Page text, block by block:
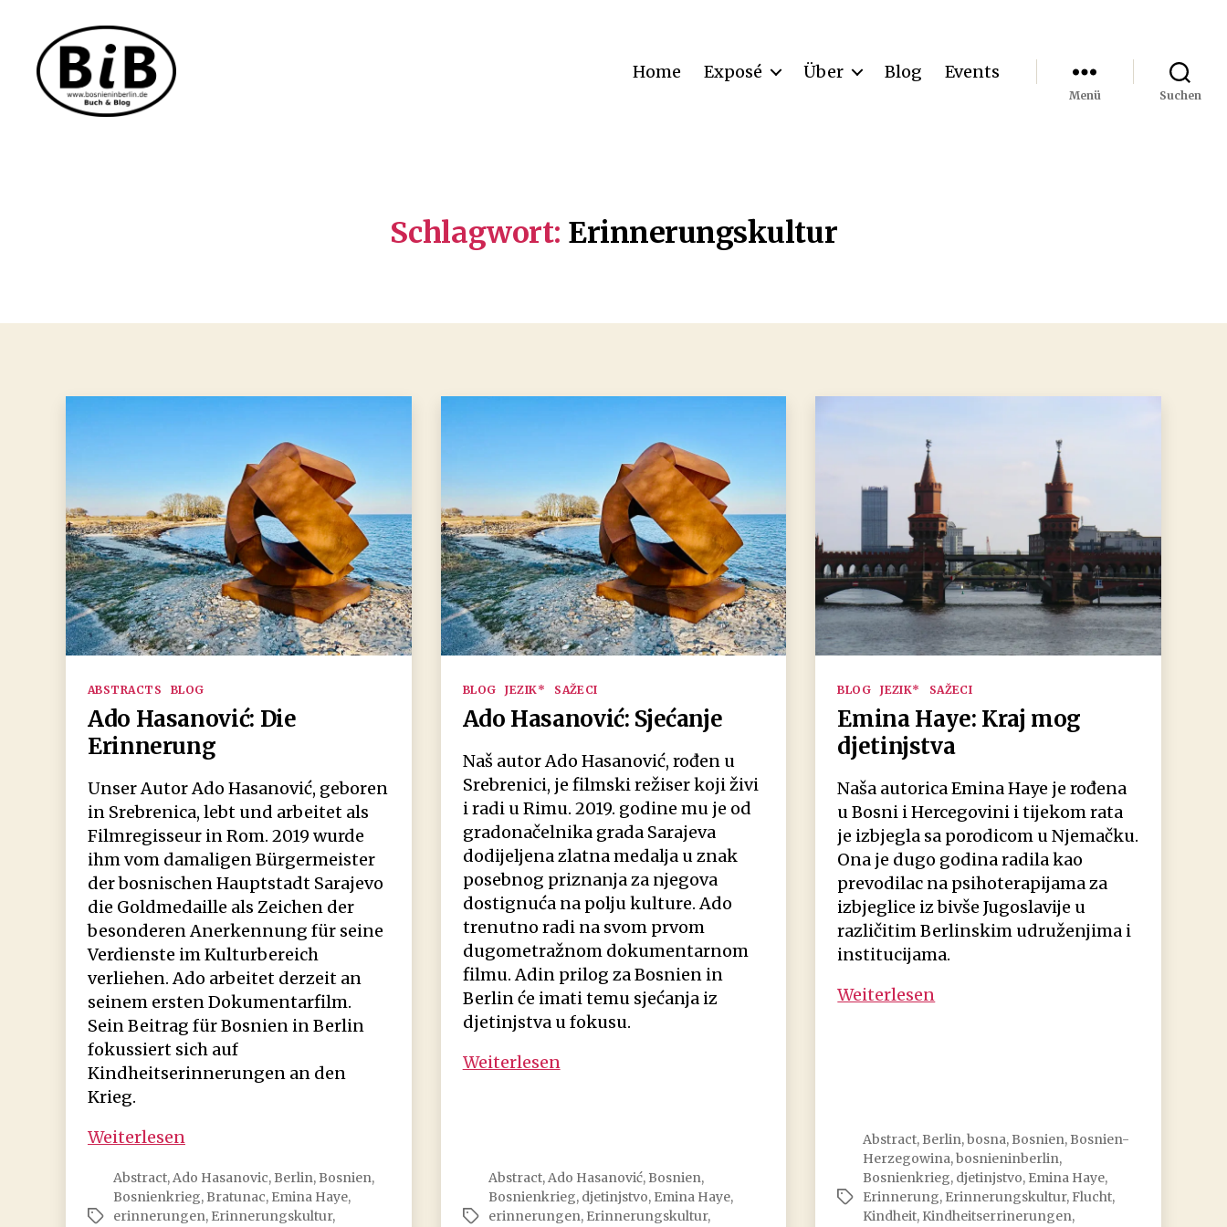
Home Exposé Über Blog Events
Menü Suchen
Schlagwort: Erinnerungskultur
Kategorien
ABSTRACTS BLOG
Ado Hasanović: Die
Erinnerung
Unser Autor Ado Hasanović, geboren
in Srebrenica, lebt und arbeitet als
Filmregisseur in Rom. 2019 wurde
ihm vom damaligen Bürgermeister
der bosnischen Hauptstadt Sarajevo
die Goldmedaille als Zeichen der
besonderen Anerkennung für seine
Verdienste im Kulturbereich
verliehen. Ado arbeitet derzeit an
seinem ersten Dokumentarfilm.
Sein Beitrag für Bosnien in Berlin
fokussiert sich auf
Kindheitserinnerungen an den
Krieg.
Weiterlesen
Die
Erinnerung
Schlagwörter
Abstract,Ado Hasanovic, Berlin, Bosnien,
Bosnienkrieg, Bratunac, Emina Haye,
erinnerungen, Erinnerungskultur,
Kategorien
BLOG JEZIK* SAŽECI
Ado Hasanović: Sjećanje
Naš autor Ado Hasanović, rođen u
Srebrenici, je filmski režiser koji živi
i radi u Rimu. 2019. godine mu je od
gradonačelnika grada Sarajeva
dodijeljena zlatna medalja u znak
posebnog priznanja za njegova
dostignuća na polju kulture. Ado
trenutno radi na svom prvom
dugometražnom dokumentarnom
filmu. Adin prilog za Bosnien in
Berlin će imati temu sjećanja iz
djetinjstva u fokusu.
Weiterlesen
Schlagwörter
Abstract,Ado Hasanović, Bosnien,
Bosnienkrieg, djetinjstvo, Emina Haye,
erinnerungen, Erinnerungskultur,
Kategorien
BLOG JEZIK* SAŽECI
Emina Haye: Kraj mog
djetinjstva
Naša autorica Emina Haye je rođena
u Bosni i Hercegovini i tijekom rata
je izbjegla sa porodicom u Njemačku.
Ona je dugo godina radila kao
prevodilac na psihoterapijama za
izbjeglice iz bivše Jugoslavije u
različitim Berlinskim udruženjima i
institucijama.
Weiterlesen
Schlagwörter
Abstract, Berlin,bosna, Bosnien, Bosnien-
Herzegowina,bosnieninberlin,
Bosnienkrieg, djetinjstvo, Emina Haye,
Erinnerung, Erinnerungskultur, Flucht,
Kindheit, Kindheitserrinerungen,